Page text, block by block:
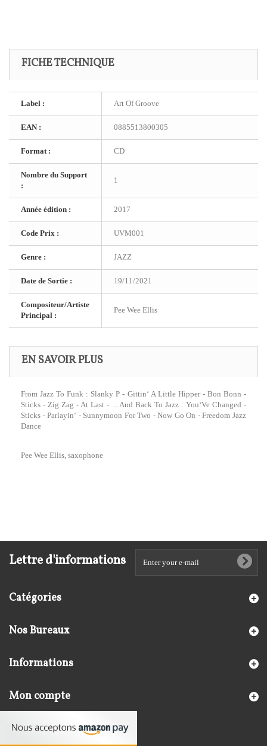
FICHE TECHNIQUE
Label : Art Of Groove
EAN : 0885513800305
Format : CD
Nombre du Support
:
1
Année édition : 2017
Code Prix : UVM001
Genre : JAZZ
Date de Sortie : 19/11/2021
Compositeur/Artiste
Principal :
Pee Wee Ellis
EN SAVOIR PLUS
From Jazz To Funk : Slanky P - Gittin‘ A Little Hipper - Bon Bonn -
Sticks - Zig Zag - At Last - ... And Back To Jazz : You‘Ve Changed -
Sticks - Parlayin‘ - Sunnymoon For Two - Now Go On - Freedom Jazz
Dance
Pee Wee Ellis, saxophone
Lettre d'informations
Catégories
Nos Bureaux
Informations
Mon compte